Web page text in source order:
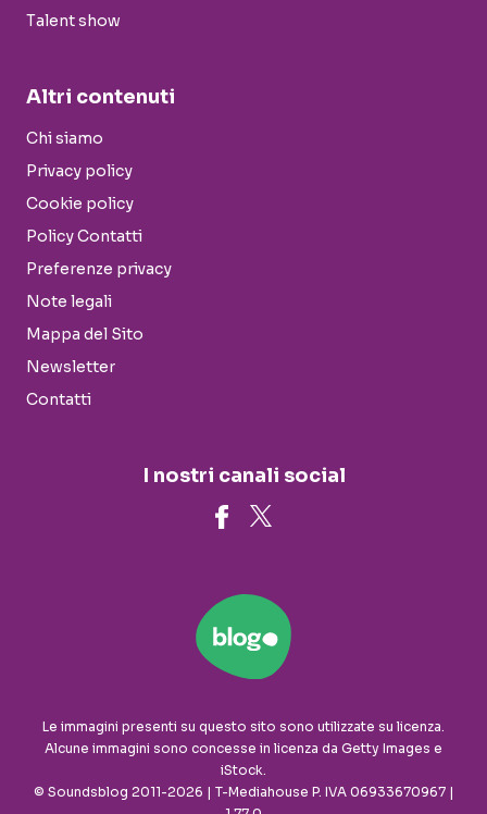
Talent show
Altri contenuti
Chi siamo
Privacy policy
Cookie policy
Policy Contatti
Preferenze privacy
Note legali
Mappa del Sito
Newsletter
Contatti
I nostri canali social
Le immagini presenti su questo sito sono utilizzate su licenza.
Alcune immagini sono concesse in licenza da Getty Images e
iStock.
© Soundsblog 2011-2026 | T-Mediahouse P. IVA 06933670967 |